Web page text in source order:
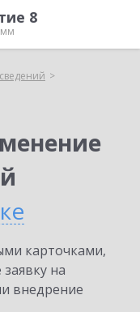
8
карточками,
на
внедрение